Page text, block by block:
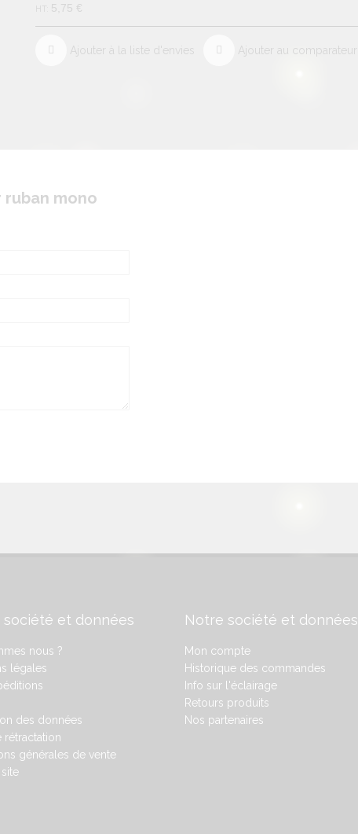
5,75 €
Ajouter à la liste d'envies Ajouter au comparateur
mono
société et données
nous ?
légales
des données
rétractation
générales de vente
Notre société et données
Mon compte
Historique des commandes
Info sur l'éclairage
Retours produits
Nos partenaires